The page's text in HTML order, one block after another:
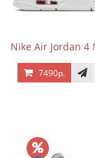
Nike Air Jordan 4
7490р.